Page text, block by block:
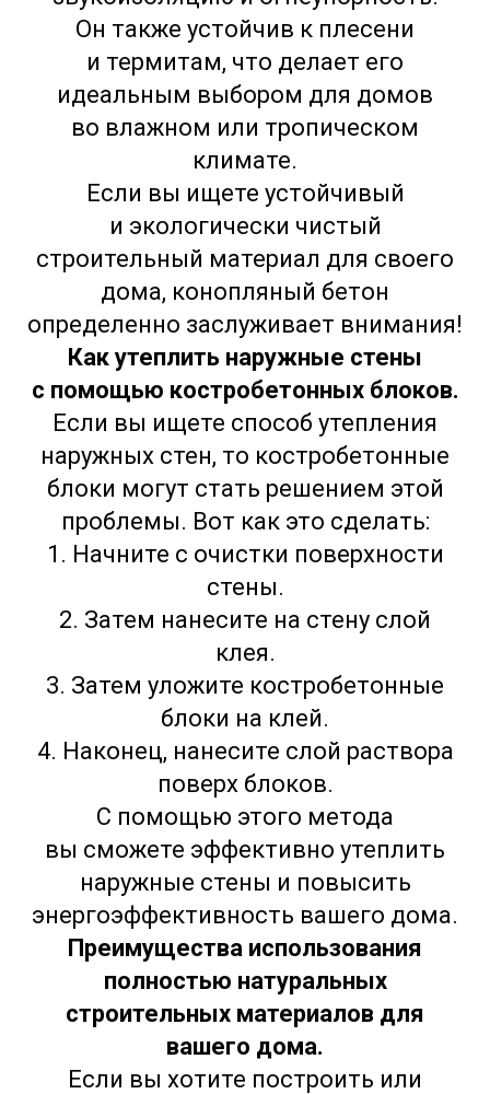
Он также устойчив к плесени
и термитам, что делает его
идеальным выбором для домов
во влажном или тропическом
климате.
Если вы ищете устойчивый
и экологически чистый
строительный материал для своего
дома, конопляный бетон
определенно заслуживает внимания!
Как утеплить наружные стены
с помощью костробетонных блоков.
Если вы ищете способ утепления
наружных стен, то костробетонные
блоки могут стать решением этой
проблемы. Вот как это сделать:
1. Начните с очистки поверхности
стены.
2. Затем нанесите на стену слой
клея.
3. Затем уложите костробетонные
блоки на клей.
4. Наконец, нанесите слой раствора
поверх блоков.
С помощью этого метода
вы сможете эффективно утеплить
наружные стены и повысить
энергоэффективность вашего дома.
Преимущества использования
полностью натуральных
строительных материалов для
вашего дома.
Если вы хотите построить или